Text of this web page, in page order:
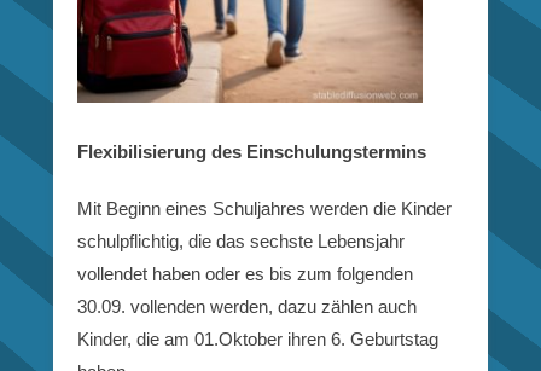
Flexibilisierung des Einschulungstermins
Mit Beginn eines Schuljahres werden die Kinder
schulpflichtig, die das sechste Lebensjahr
vollendet haben oder es bis zum folgenden
30.09. vollenden werden, dazu zählen auch
Kinder, die am 01.Oktober ihren 6. Geburtstag